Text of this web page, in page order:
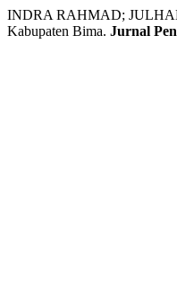
INDRA RAHMAD;
Kabupaten Bima. Jurnal